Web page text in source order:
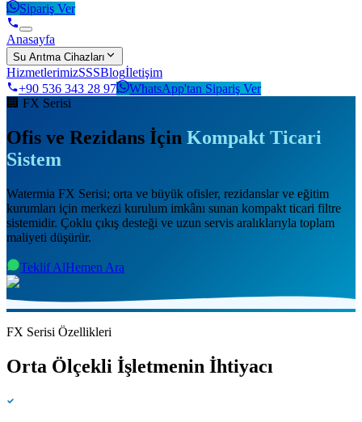
Sipariş Ver
Anasayfa
Su Arıtma Cihazları
HizmetlerimizSSSBlogİletişim
+90 536 343 28 97
WhatsApp'tan Sipariş Ver
🏢 FX Serisi
Ofis ve Rezidans İçin Kompakt Ticari
Sistem
Watermia FX Serisi; orta ve büyük ofisler, rezidanslar ve eğitim
kurumları için merkezi kurulum imkânı sunan kompakt ticari filtre
sistemidir. Çoklu çıkış desteği ve uzun servis aralıklarıyla toplam
maliyeti düşürür.
Teklif AlHemen Ara
FX Serisi Özellikleri
Orta Ölçekli İşletmenin İhtiyacı